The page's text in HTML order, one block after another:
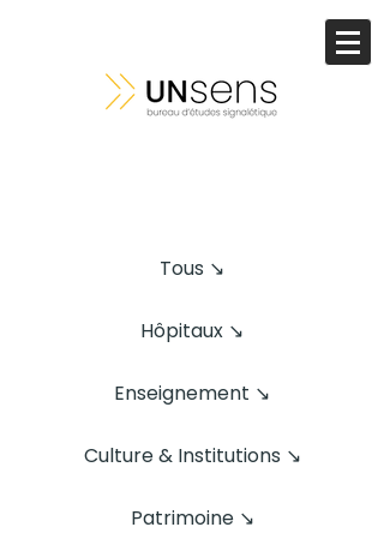
Tous ↘
Hôpitaux ↘
Enseignement ↘
Culture & Institutions ↘
Patrimoine ↘